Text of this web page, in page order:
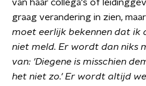
van haar collega's of
graag verandering in zien,
moet eerlijk bekennen dat ik
niet meld. Er wordt dan niks
van: 'Diegene is misschien
het niet zo.' Er wordt altijd